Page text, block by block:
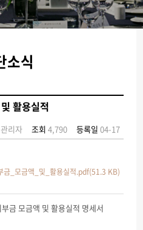
소식
활용실적
관리자 조회 4,790 등록일 04-17
금_모금액_및_활용실적.pdf(51.3 KB)
금 모금액 및 활용실적 명세서